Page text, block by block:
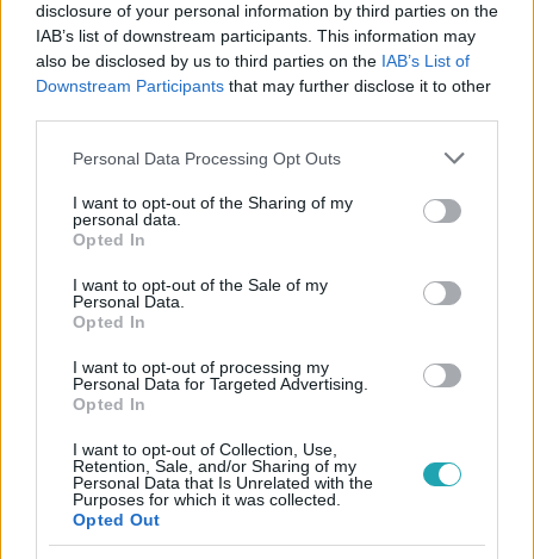
disclosure of your personal information by third parties on the
IAB’s list of downstream participants. This information may
also be disclosed by us to third parties on the IAB’s List of
Downstream Participants that may further disclose it to other
Please note that this website/app uses one or more Google
not limited to your visit or usage behaviour. You may click to
grant or deny consent to Google and its third-party tags to
use your data for below specified purposes in below Google
consent section.
Personal Data Processing Opt Outs
I want to opt-out of the Sharing of my
personal data.
Opted In
I want to opt-out of the Sale of my
Personal Data.
Opted In
I want to opt-out of processing my
Personal Data for Targeted Advertising.
Opted In
I want to opt-out of Collection, Use,
Retention, Sale, and/or Sharing of my
Personal Data that Is Unrelated with the
Purposes for which it was collected.
Opted Out
#BELFÖLD #MÁV-START #SIEMENS